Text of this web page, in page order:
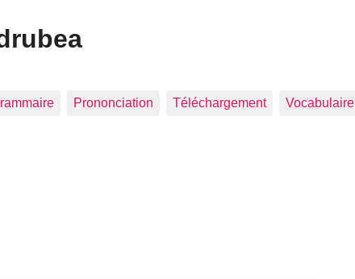
Prononciation Téléchargement Vocabulaire